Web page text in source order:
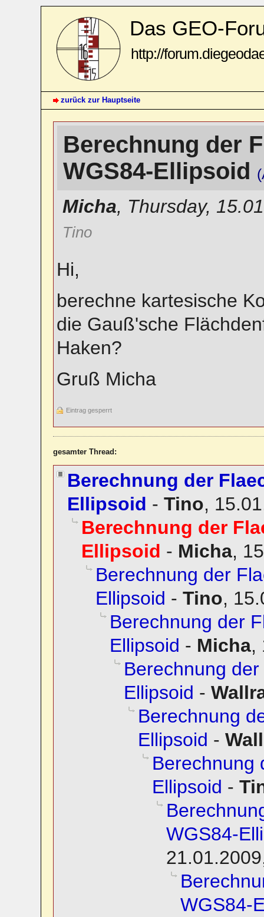
Das GEO-
http://
zurück zur Hauptseite
Berechnung der
WGS84-Ellipsoid
Micha, Thursday,
Tino
Hi,
berechne kartesische
die Gauß'sche
Haken?
Gruß Micha
Eintrag gesperrt
gesamter Thread:
Berechnung der
Ellipsoid - Tino,
Berechnung der
Ellipsoid - Micha,
Berechnung der
Ellipsoid - Tino,
Berechnung der
Ellipsoid - Micha,
Berechnung
Ellipsoid -
Berechnung
Ellipsoid -
Berechnung
Ellipsoid -
WGS84-
WGS84-